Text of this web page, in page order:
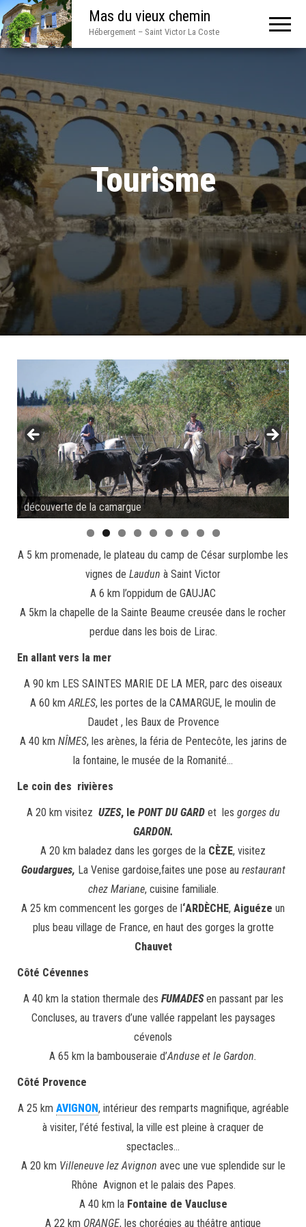
Mas du vieux chemin
Hébergement – Saint Victor La Coste
Tourisme
découverte de la camargue
A 5 km promenade, le plateau du camp de César surplombe les
vignes de Laudun à Saint Victor
A 6 km l’oppidum de GAUJAC
A 5km la chapelle de la Sainte Beaume creusée dans le rocher
perdue dans les bois de Lirac.
En allant vers la mer
A 90 km LES SAINTES MARIE DE LA MER, parc des oiseaux
A 60 kmARLES, les portes de la CAMARGUE, le moulin de
Daudet , les Baux de Provence
A 40 km NÎMES, les arènes, la féria de Pentecôte, les jarins de
la fontaine, le musée de la Romanité…
Le coin des rivières
A 20 km visitez UZES, le PONT DU GARDet les gorges du
GARDON.
A 20 km baladez dans les gorges de la CÈZE, visitez
Goudargues, La Venise gardoise,faites une pose au restaurant
chez Mariane, cuisine familiale.
A 25 km commencent les gorges de l ‘ARDÈCHE, Aiguéze un
plus beau village de France, en haut des gorges la grotte
Chauvet
Côté Cévennes
A 40 km la station thermale des FUMADESen passant par les
Concluses, au travers d’une vallée rappelant les paysages
cévenols
A 65 km la bambouseraie d’Anduse et le Gardon.
Côté Provence
A 25 km AVIGNON, intérieur des remparts magnifique, agréable
à visiter, l’été festival, la ville est pleine à craquer de
spectacles…
A 20 km Villeneuve lez Avignon avec une vue splendide sur le
Rhône Avignon et le palais des Papes.
A 40 km la Fontaine de Vaucluse
A 22 km ORANGE, les chorégies au théâtre antique